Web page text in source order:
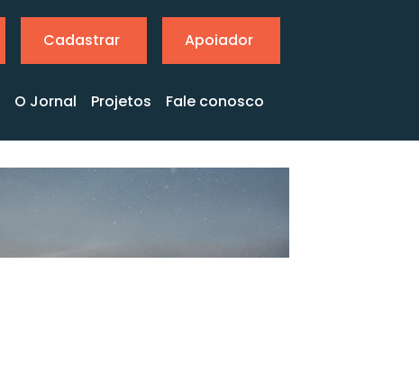
Cadastrar Apoiador
O Jornal Projetos Fale conosco